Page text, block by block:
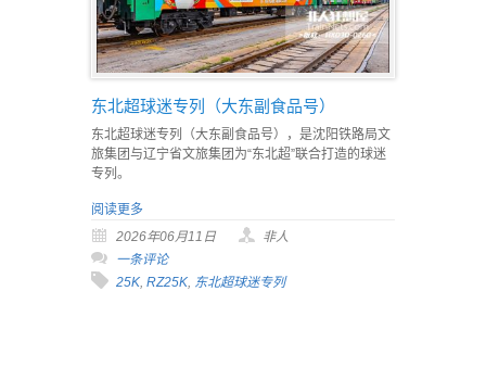
东北超球迷专列（大东副食品号）
东北超球迷专列（大东副食品号），是沈阳铁路局文
旅集团与辽宁省文旅集团为“东北超”联合打造的球迷
专列。
阅读更多
2026年06月11日
非人
一条评论
25K, RZ25K, 东北超球迷专列